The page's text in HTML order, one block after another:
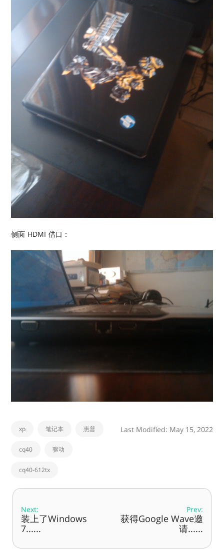
侧面 HDMI 借口：
xp 笔记本 惠普
cq40 驱动
cq40-612tx
Last Modified: May 15, 2022
Next:
装上了Windows
7......
Prev:
获得Google Wave邀
请......